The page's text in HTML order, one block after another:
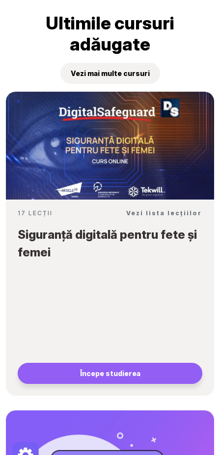
Ultimile cursuri
adăugate
Vezi mai multe cursuri
17 LECȚII Vezi lista lecțiilor
Siguranță digitală pentru fete și
femei
Începe studierea